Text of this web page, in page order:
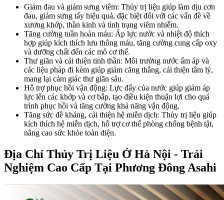
Giảm đau và giảm sưng viêm: Thủy trị liệu giúp làm dịu cơn
đau, giảm sưng tấy hiệu quả, đặc biệt đối với các vấn đề về
xương khớp, thần kinh và tình trạng viêm nhiễm.
Tăng cường tuần hoàn máu: Áp lực nước và nhiệt độ thích
hợp giúp kích thích lưu thông máu, tăng cường cung cấp oxy
và dưỡng chất đến các mô cơ thể.
Thư giãn và cải thiện tinh thần: Môi trường nước ấm áp và
các liệu pháp đi kèm giúp giảm căng thẳng, cải thiện tâm lý,
mang lại cảm giác thư giãn sâu.
Hỗ trợ phục hồi vận động: Lực đẩy của nước giúp giảm áp
lực lên các khớp và cơ bắp, tạo điều kiện thuận lợi cho quá
trình phục hồi và tăng cường khả năng vận động.
Tăng sức đề kháng, cải thiện hệ miễn dịch: Thủy trị liệu giúp
kích thích hệ miễn dịch, hỗ trợ cơ thể phòng chống bệnh tật,
nâng cao sức khỏe toàn diện.
Địa Chỉ Thủy Trị Liệu Ở Hà Nội - Trải
Nghiệm Cao Cấp Tại Phương Đông Asahi